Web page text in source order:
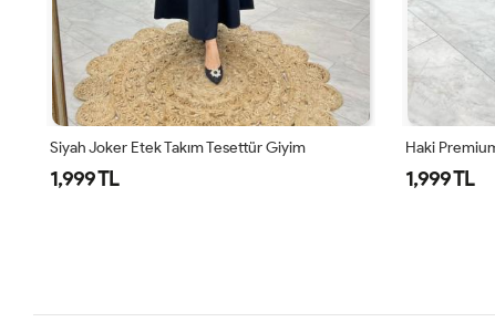
Siyah Joker Etek Takım Tesettür Giyim
1,999 TL
Haki
1,999 TL